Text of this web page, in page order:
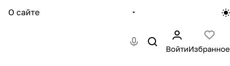
О сайте
ВойтиИзбранное